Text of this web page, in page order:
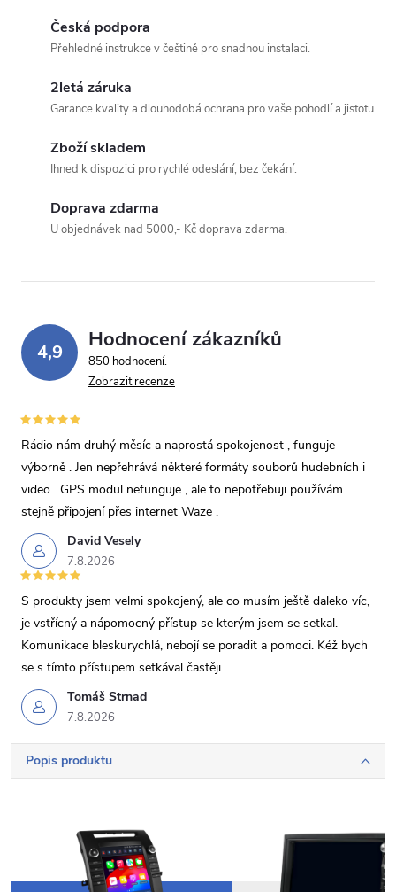
Váš dotaz
Česká podpora
Přehledné instrukce v češtině pro snadnou instalaci.
2letá záruka
Garance kvality a dlouhodobá ochrana pro vaše pohodlí a jistotu.
Zboží skladem
Ihned k dispozici pro rychlé odeslání, bez čekání.
Doprava zdarma
U objednávek nad 5000,- Kč doprava zdarma.
4,9 Hodnocení zákazníků
850 hodnocení
Zobrazit recenze
David Vesely
7.8.2026
Rádio nám druhý měsíc a naprostá spokojenost , funguje
výborně . Jen nepřehrává některé formáty souborů hudebních i
video . GPS modul nefunguje , ale to nepotřebuji používám
stejně připojení přes internet Waze .
Tomáš Strnad
7.8.2026
S produkty jsem velmi spokojený, ale co musím ještě daleko víc,
je vstřícný a nápomocný přístup se kterým jsem se setkal.
Komunikace bleskurychlá, nebojí se poradit a pomoci. Kéž bych
se s tímto přístupem setkával častěji.
Popis produktu